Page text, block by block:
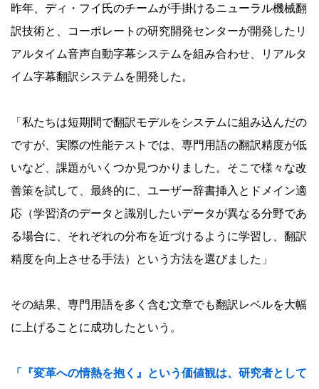
昨年、ディ・フイ氏のチームが手掛けるニューラル機械翻
訳技術と、コーポレートの研究開発センターが開発したリ
アルタイム音声自動字幕システムを組み合わせ、リアルタ
イム字幕翻訳システムを開発した。
「私たちは短期間で翻訳モデルをシステムに組み込んだの
ですが、実際の性能テストでは、専門用語の翻訳精度が低
いなど、課題がいくつか見つかりました。そこで様々な改
善策を試して、最終的に、ユーザー辞書挿入とドメイン適
応（学習済のデータと識別したいデータが異なる分野であ
る場合に、それぞれの分布を近づけるように学習し、翻訳
精度を向上させる手法）という方法を選びました」
その結果、専門用語を多く含む文章でも翻訳レベルを大幅
に上げることに成功したという。
「『変革への情熱を抱く』という価値観は、研究者として